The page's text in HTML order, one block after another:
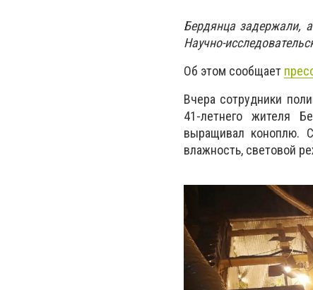
Бердянца задержали,
Научно-
Об этом сообщает
Вчера сотрудники
41-летнего жителя
выращивал коноплю.
влажность, световой